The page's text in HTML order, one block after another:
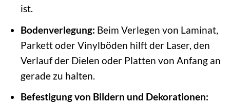
ist.
Bodenverlegung: Beim Verlegen von Laminat,
Parkett oder Vinylböden hilft der Laser, den
Verlauf der Dielen oder Platten von Anfang an
gerade zu halten.
Befestigung von Bildern und Dekorationen: